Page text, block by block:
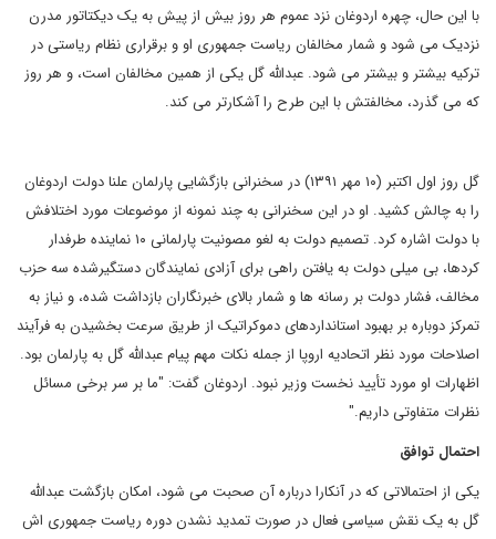
با این حال، چهره اردوغان نزد عموم هر روز بیش از پیش به یک دیکتاتور مدرن
نزدیک می شود و شمار مخالفان ریاست جمهوری او و برقراری نظام ریاستی در
ترکیه بیشتر و بیشتر می شود. عبدالله گل یکی از همین مخالفان است، و هر روز
که می گذرد، مخالفتش با این طرح را آشکارتر می کند.
گل روز اول اکتبر (۱۰ مهر ۱۳۹۱) در سخنرانی بازگشایی پارلمان علنا دولت اردوغان
را به چالش کشید. او در این سخنرانی به چند نمونه از موضوعات مورد اختلافش
با دولت اشاره کرد. تصمیم دولت به لغو مصونیت پارلمانی ۱۰ نماینده طرفدار
کردها، بی میلی دولت به یافتن راهی برای آزادی نمایندگان دستگیرشده سه حزب
مخالف، فشار دولت بر رسانه ها و شمار بالای خبرنگاران بازداشت شده، و نیاز به
تمرکز دوباره بر بهبود استانداردهای دموکراتیک از طریق سرعت بخشیدن به فرآیند
اصلاحات مورد نظر اتحادیه اروپا از جمله نکات مهم پیام عبدالله گل به پارلمان بود.
اظهارات او مورد تأیید نخست وزیر نبود. اردوغان گفت: "ما بر سر برخی مسائل
نظرات متفاوتی داریم."
احتمال توافق
یکی از احتمالاتی که در آنکارا درباره آن صحبت می شود، امکان بازگشت عبدالله
گل به یک نقش سیاسی فعال در صورت تمدید نشدن دوره ریاست جمهوری اش